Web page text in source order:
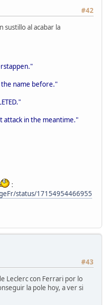
#42
sustillo al acabar la
the name before."
attack in the meantime."
:
status/17154954466955
#43
Leclerc con Ferrari por lo
la pole hoy, a ver si